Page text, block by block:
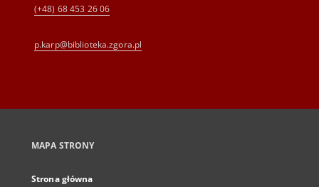
(+48) 68 453 26 06
p.karp@biblioteka.zgora.pl
MAPA STRONY
Strona główna